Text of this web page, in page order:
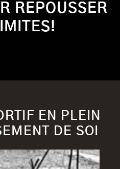
REPOUSSER
EN PLEIN
DE SOI